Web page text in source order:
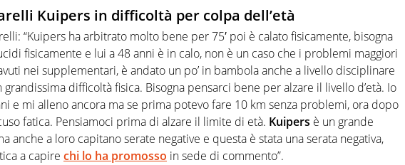
Kuipers in difficoltà per colpa dell’età
“Kuipers ha arbitrato molto bene per 75′ poi è calato fisicamente, bisogna
fisicamente e lui a 48 anni è in calo, non è un caso che i problemi maggiori
nei supplementari, è andato un po’ in bambola anche a livello disciplinare
grandissima difficoltà fisica. Bisogna pensarci bene per alzare il livello d’età. Io
e mi alleno ancora ma se prima potevo fare 10 km senza problemi, ora dopo
fatica. Pensiamoci prima di alzare il limite di età. Kuipers è un grande
anche a loro capitano serate negative e questa è stata una serata negativa,
a capire chi lo ha promosso in sede di commento”.